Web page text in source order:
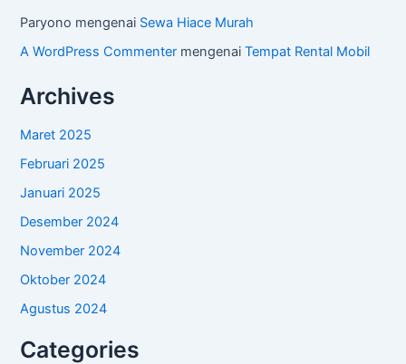
Paryono mengenai Sewa Hiace Murah
A WordPress Commenter mengenaiTempat Rental Mobil
Archives
Maret 2025
Februari 2025
Januari 2025
Desember 2024
November 2024
Oktober 2024
Agustus 2024
Categories